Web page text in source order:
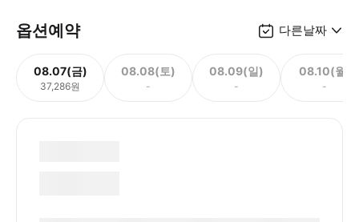
옵션예약 다른날짜
08.07(금)
37,286원
08.08(토)
-
08.09(일)
-
08.10(월)
-